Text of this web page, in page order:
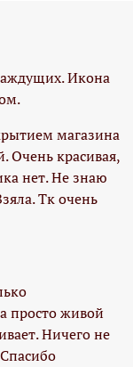
Икона
магазина
Очень красивая,
нет. Не знаю
Тк очень
просто живой
Ничего не